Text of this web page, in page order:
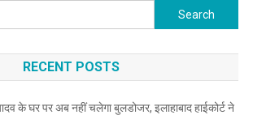
किया।
Search
for:
RECENT POSTS
के घर पर अब नहीं चलेगा बुलडोजर, इलाहाबाद हाईकोर्ट ने